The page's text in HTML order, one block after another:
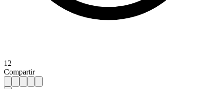
12
Compartir